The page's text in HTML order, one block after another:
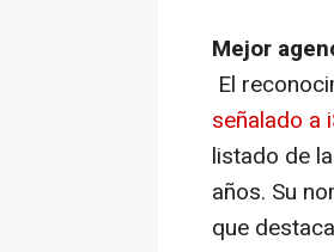
Mejor
El
señalado a
listado de
años. Su
que